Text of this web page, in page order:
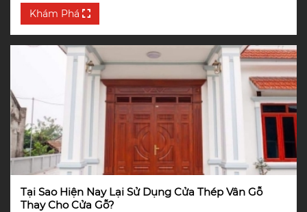
Khám Phá
Tại Sao Hiện Nay Lại Sử Dụng Cửa Thép Vân Gỗ
Thay Cho Cửa Gỗ?